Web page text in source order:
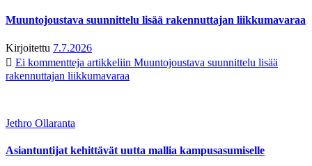
Muuntojoustava suunnittelu lisää rakennuttajan liikkumavaraa
Kirjoitettu 7.7.2026
Ei kommentteja artikkeliin Muuntojoustava suunnittelu lisää
rakennuttajan liikkumavaraa
Jethro Ollaranta
Asiantuntijat kehittävät uutta mallia kampusasumiselle